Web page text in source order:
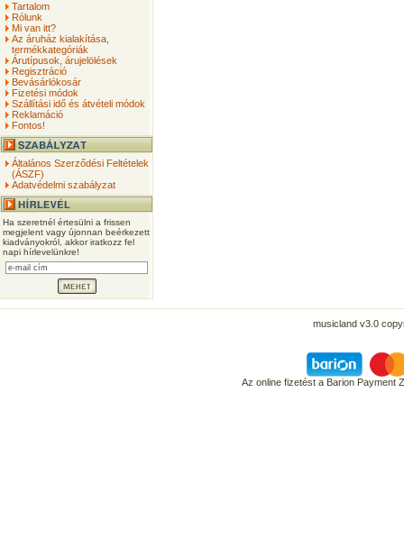
Tartalom
Rólunk
Mi van itt?
Az áruház kialakítása,
termékkategóriák
Árutípusok, árujelölések
Regisztráció
Bevásárlókosár
Fizetési módok
Szállítási idő és átvételi módok
Reklamáció
Fontos!
Általános Szerződési Feltételek
(ÁSZF)
Adatvédelmi szabályzat
Ha szeretnél értesülni a frissen
megjelent vagy újonnan beérkezett
kiadványokról, akkor iratkozz fel
napi hírlevelünkre!
musicland v3.0
Az online fizetést a Barion Payment